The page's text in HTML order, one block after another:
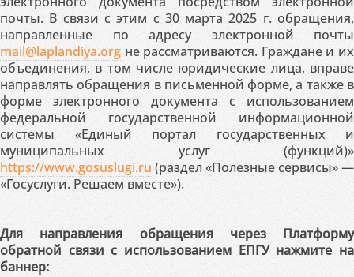
почты. В связи с этим с 30 марта 2025 г. обращения,
направленные по адресу электронной почты
mail@laplandiya.org не рассматриваются. Граждане и их
объединения, в том числе юридические лица, вправе
направлять обращения в письменной форме, а также в
форме электронного документа с использованием
федеральной государственной информационной
системы «Единый портал государственных и
муниципальных услуг (функций)»
https://www.gosuslugi.ru (раздел «Полезные сервисы» —
«Госуслуги. Решаем вместе»).
Для направления обращения через Платформу
обратной связи с использованием ЕПГУ нажмите на
баннер: